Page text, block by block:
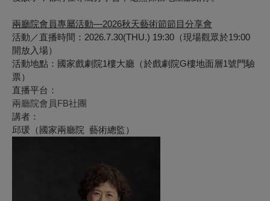
兩廳院會員專屬活動—2026秋天藝術節節目分享會
活動／直播時間：2026.7.30(THU.) 19:30（現場觀眾於19:00
開放入場）
活動地點：國家戲劇院1樓大廳（於戲劇院G樓地面層1號門驗
票）
直播平台：
兩廳院會員FB社團
講者：
邱瑗 （國家兩廳院 藝術總監）